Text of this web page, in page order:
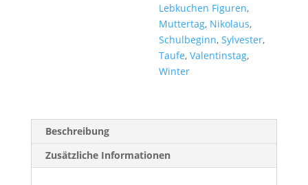
Lebkuchen Figuren,
Muttertag, Nikolaus,
Schulbeginn,Sylvester,
Taufe,Valentinstag,
Winter
Beschreibung
Zusätzliche Informationen